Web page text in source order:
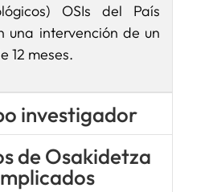
OSIs del País
una intervención de un
12 meses.
investigador
de Osakidetza